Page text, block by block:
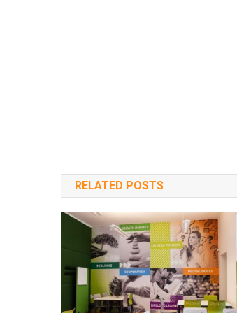
RELATED POSTS